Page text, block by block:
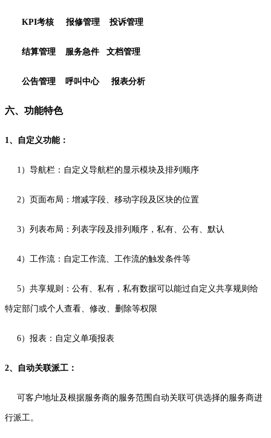
KPI考核 报修管理 投诉管理
结算管理 服务急件 文档管理
公告管理 呼叫中心 报表分析
六、功能特色
1、自定义功能：
1）导航栏：自定义导航栏的显示模块及排列顺序
2）页面布局：增减字段、移动字段及区块的位置
3）列表布局：列表字段及排列顺序，私有、公有、默认
4）工作流：自定工作流、工作流的触发条件等
5）共享规则：公有、私有，私有数据可以能过自定义共享规则给
特定部门或个人查看、修改、删除等权限
6）报表：自定义单项报表
2、自动关联派工：
可客户地址及根据服务商的服务范围自动关联可供选择的服务商进
行派工。